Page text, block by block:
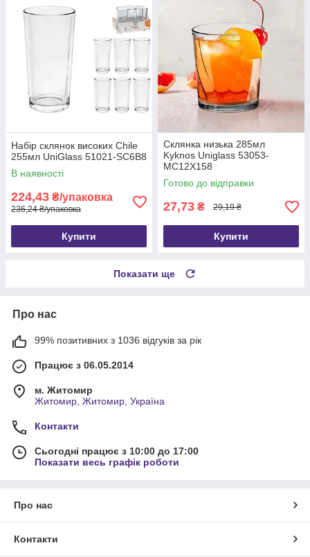
Набір склянок високих Chile
255мл UniGlass 51021-SC6B8
В наявності
224,43 ₴/упаковка
236,24 ₴/упаковка
Купити
Склянка низька 285мл
Kyknos Uniglass 53053-
MC12Х158
Готово до відправки
27,73 ₴ 29,19 ₴
Купити
Показати ще
Про нас
99% позитивних з 1036 відгуків за рік
Працює з 06.05.2014
м. Житомир
Житомир, Житомир, Україна
Контакти
Сьогодні працює з 10:00 до 17:00
Показати весь графік роботи
Про нас
Контакти